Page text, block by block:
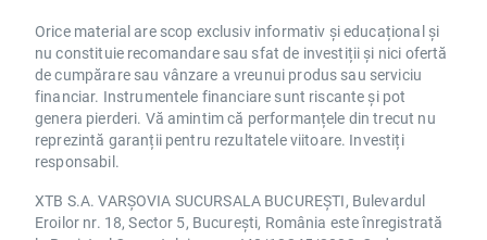
Orice material are scop exclusiv informativ și educațional și
nu constituie recomandare sau sfat de investiții și nici ofertă
de cumpărare sau vânzare a vreunui produs sau serviciu
financiar. Instrumentele financiare sunt riscante și pot
genera pierderi. Vă amintim că performanțele din trecut nu
reprezintă garanții pentru rezultatele viitoare. Investiți
responsabil.
XTB S.A. VARȘOVIA SUCURSALA BUCUREȘTI, Bulevardul
Eroilor nr. 18, Sector 5, București, România este înregistrată